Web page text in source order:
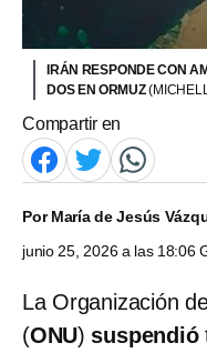
IRÁN RESPONDE CON
DOS EN ORMUZ
Compartir en
PorMaría de Jesús
junio 25, 2026 a las 18:06
La Organización
(ONU) suspendió